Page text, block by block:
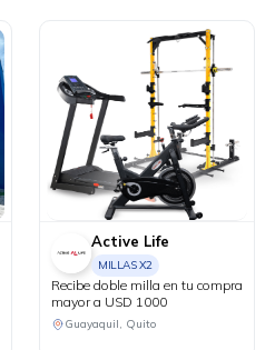
Active Life
MILLAS X2
Recibe doble milla en tu compra
mayor a USD 1000
Guayaquil, Quito